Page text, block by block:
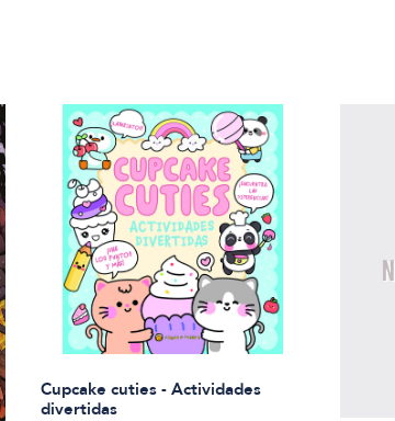
Cupcake cuties - Actividades
divertidas